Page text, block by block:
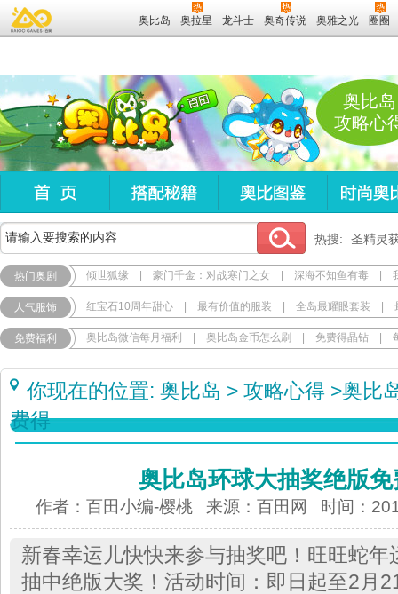
奥比岛 奥拉星 龙斗士 奥奇传说 奥雅之光 圈圈
奥比岛
攻略心
热搜: 圣精灵
热门奥剧 倾世狐缘 豪门千金：对战寒门之女 深海不知鱼有毒
人气服饰 红宝石10周年甜心 最有价值的服装 全岛最耀眼套装
免费福利 奥比岛微信每月福利 奥比岛金币怎么刷 免费得晶钻
你现在的位置: 奥比岛 > 攻略心得 >奥比
费得
奥比岛环球大抽奖绝版免
作者：百田小编-樱桃 来源：百田网 时间：
新春幸运儿快快来参与抽奖吧！旺旺蛇年
抽中绝版大奖！活动时间：即日起至2月